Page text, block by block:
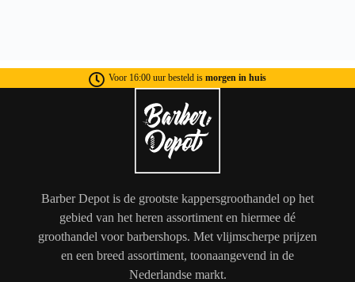
Voor 16:00 uur besteld is morgen in huis
Barber Depot is de grootste kappersgroothandel op het
gebied van het heren assortiment en hiermee dé
groothandel voor barbershops. Met vlijmscherpe prijzen
en een breed assortiment, toonaangevend in de
Nederlandse markt.